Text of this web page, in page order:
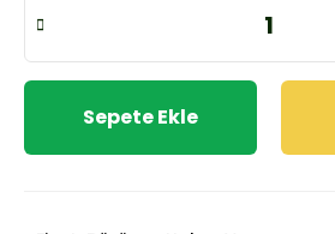
Sepete Ekle